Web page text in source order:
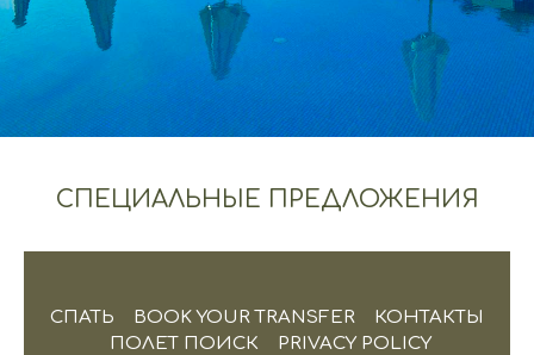
СПЕЦИАЛЬНЫЕ ПРЕДЛОЖЕНИЯ
СПАТЬ BOOK YOUR TRANSFER
КОНТАКТЫ
ПОЛЕТ ПОИСК
PRIVACY POLICY